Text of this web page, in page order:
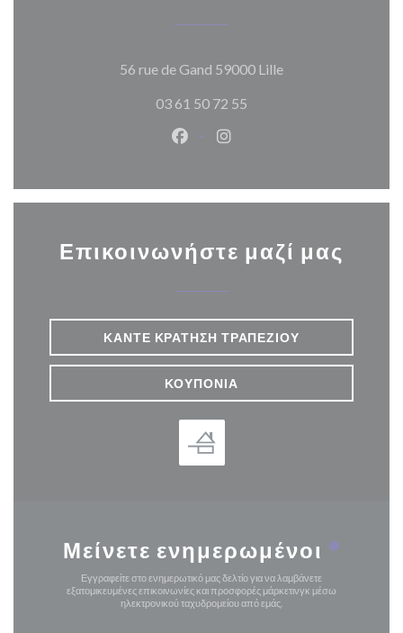
56 rue de Gand 59000 Lille((ανοίγει σε νέο
03 61 50 72 55
Facebook ((ανοίγει σε νέο
Instagram ((ανοίγει σε
Επικοινωνήστε μαζί μας
ΚΆΝΤΕ ΚΡΆΤΗΣΗ ΤΡΑΠΕΖΙΟΎ
ΚΟΥΠΌΝΙΑ
Μείνετε ενημερωμένοι *
Εγγραφείτε στο ενημερωτικό μας δελτίο για να λαμβάνετε
εξατομικευμένες επικοινωνίες και προσφορές μάρκετινγκ μέσω
ηλεκτρονικού ταχυδρομείου από εμάς.